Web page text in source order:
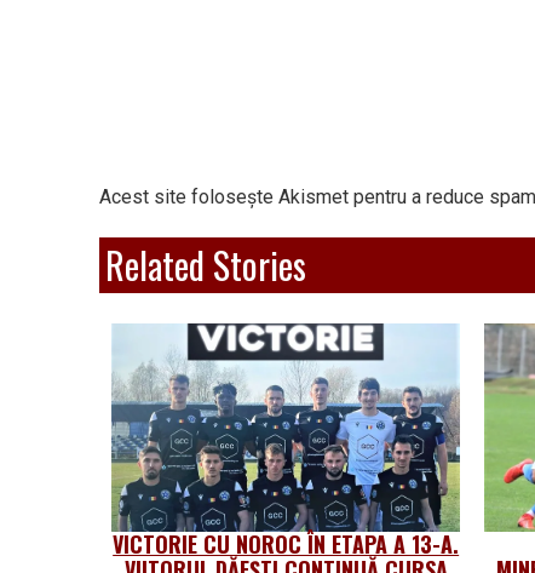
Acest site folosește Akismet pentru a reduce
Related Stories
VICTORIE CU NOROC ÎN ETAPA A 13-A.